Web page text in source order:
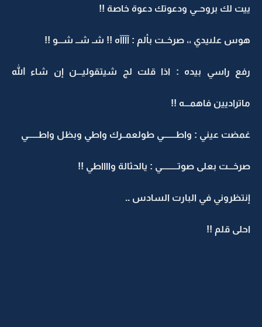
ييت لك بروحــي ودعوتك دعوة خاصة !!
هوس علىيدي ،، صرخــت بألم : آآآآه !! شـ شــ شـــو !!
رفع راسي بيده : اذا قلت لج شيتقوليـــن إن شاء الله
ماتراديين فاهمـــه !!
غمضت عيني : واطـــــــي طولعمــرك واطي وبظل واطــــــي
صرخـــت بعلى صوتـــــــــي : يالحثالة وااااطي !!
إنتظروني في البارت السادس ..
احلى قلم !!